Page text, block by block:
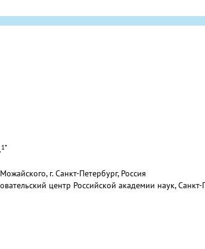
1*
г. Санкт-Петербург, Россия
центр Российской академии наук, Санкт-